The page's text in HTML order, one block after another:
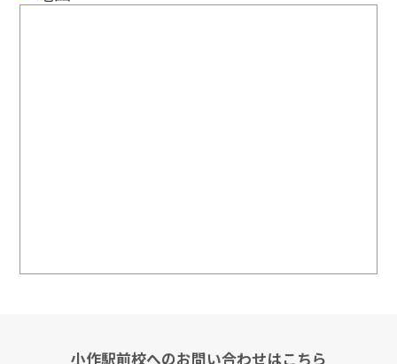
小作駅前校へのお問い合わせはこちら